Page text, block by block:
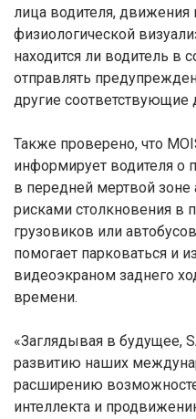
лица водителя, движения
физиологической
находится ли водитель в
отправлять
другие соответствующие
Также проверено, что
информирует водителя о
в передней мертвой зоне
рисками столкновения в
грузовиков или
помогает парковаться и
видеоэкраном заднего
времени.
«Заглядывая в будущее,
развитию наших
расширению
интеллекта и